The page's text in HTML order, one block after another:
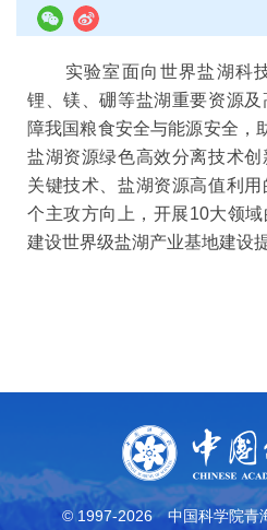
实验室面向世界盐湖科技
锂、镁、硼等盐湖重要资源
障我国粮食安全与能源安全，
盐湖资源绿色高效分离技术创
关键技术、盐湖资源高值利
个主攻方向上，开展10大领
建设世界级盐湖产业基地建设
© 1997-2026 中国科学院青